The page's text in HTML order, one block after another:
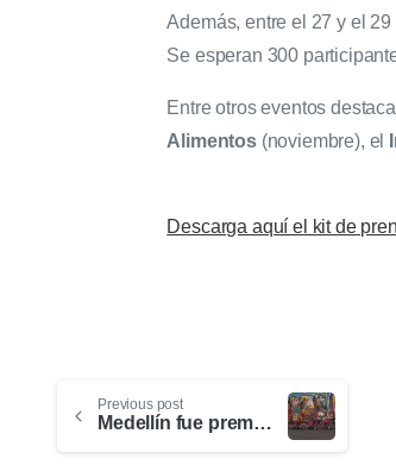
Además, entre el 27 y el 29
Se esperan 300
Entre otros eventos
Alimentos(noviembre), el
Descarga aquí el kit de
Previous post
Medellín fue premiada por la Red Mundial de Turismo Creativo como mejor estrategia de desarrollo de turismo comunitario